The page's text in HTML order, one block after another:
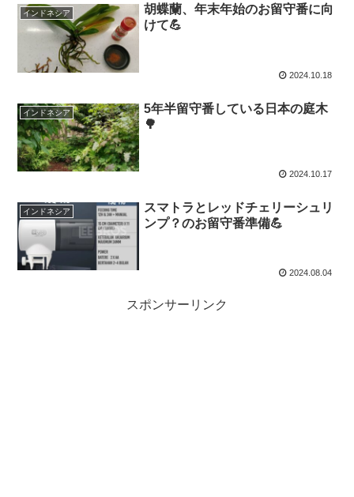
インドネシア
胡蝶蘭、年末年始のお留守番に向
けて💪
2024.10.18
インドネシア
5年半留守番している日本の庭木
🌳
2024.10.17
インドネシア
スマトラとレッドチェリーシュリ
ンプ？のお留守番準備💪
2024.08.04
スポンサーリンク